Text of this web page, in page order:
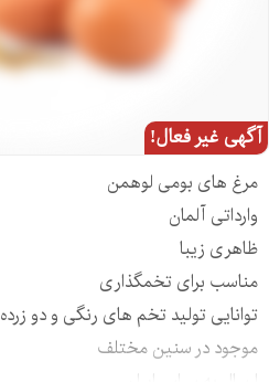
آگهی غیر فعال!
مرغ های بومی لوهمن
وارداتی آلمان
ظاهری زیبا
مناسب برای تخمگذاری
توانایی تولید تخم های رنگی و دو زرده
موجود در سنین مختلف